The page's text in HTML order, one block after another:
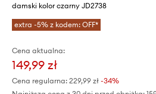
damski kolor czarny JD2738
extra -5% z kodem: OFF*
Cena aktualna:
149,99 zł
Cena regularna: 229,99 zł -34%